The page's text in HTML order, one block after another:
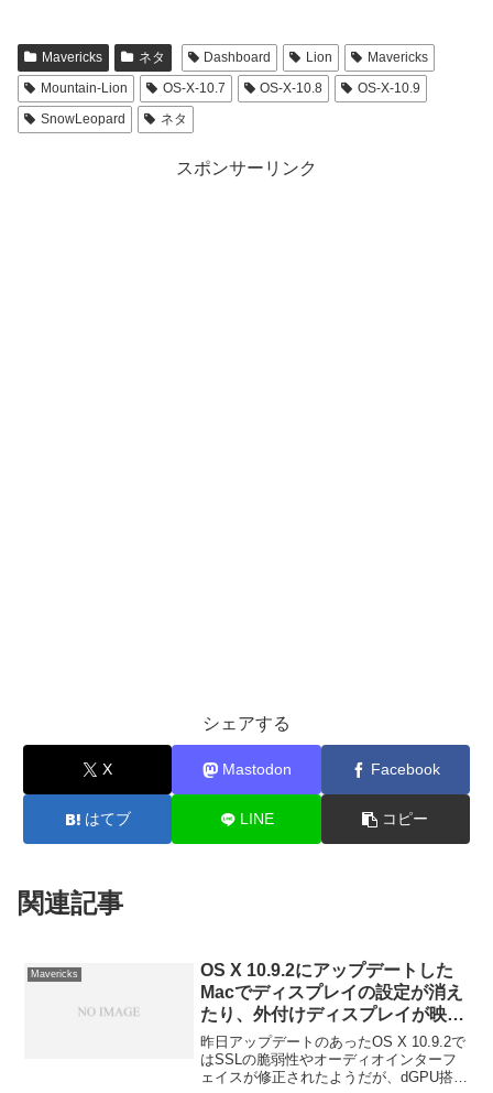
Mavericks ネタ Dashboard Lion
Mavericks
Mountain-Lion
OS-X-10.7 OS-X-10.8
OS-X-10.9
SnowLeopard
ネタ
スポンサーリンク
シェアする
X Mastodon Facebook
はてブ LINE コピー
関連記事
Mavericks
OS X 10.9.2にアップデートした
Macでディスプレイの設定が消え
たり、外付けディスプレイが映ら
なくなる不具合？
昨日アップデートのあったOS X 10.9.2で
はSSLの脆弱性やオーディオインターフ
ェイスが修正されたようだが、dGPU搭載